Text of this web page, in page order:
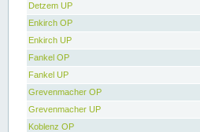
Detzem UP
Enkirch OP
Enkirch UP
Fankel OP
Fankel UP
Grevenmacher OP
Grevenmacher UP
Koblenz OP